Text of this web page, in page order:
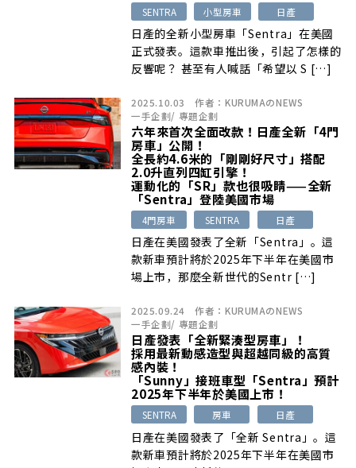
SENTRA 小型房車 日產
日產的全新小型房車「Sentra」在美國
正式發表。這款車推出後，引起了怎樣的
反響呢？ 甚至有人喊話「希望以 S […]
2025.10.03 作者： KURUMAのNEWS
一手企劃/ 專題企劃
六年來首次全面改款！日產全新「4門
房車」公開！
全長約4.6米的「剛剛好尺寸」搭配
2.0升直列四缸引擎！
運動化的「SR」款也很吸睛——全新
「Sentra」登陸美國市場
4門房車 SENTRA 日產
日產在美國發表了全新「Sentra」。這
款新車預計將於2025年下半年在美國市
場上市，那麼全新世代的Sentr […]
2025.09.24 作者： KURUMAのNEWS
一手企劃/ 專題企劃
日產發表「全新緊湊型房車」！
採用最新動感造型與超越同級的高質
感內裝！
「Sunny」接班車型「Sentra」預計
2025年下半年於美國上市！
SENTRA 房車 日產
日產在美國發表了「全新 Sentra」。這
款新車預計將於2025年下半年在美國市